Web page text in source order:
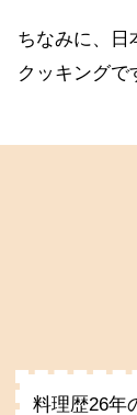
ちなみに、日
クッキングで
料理歴26年